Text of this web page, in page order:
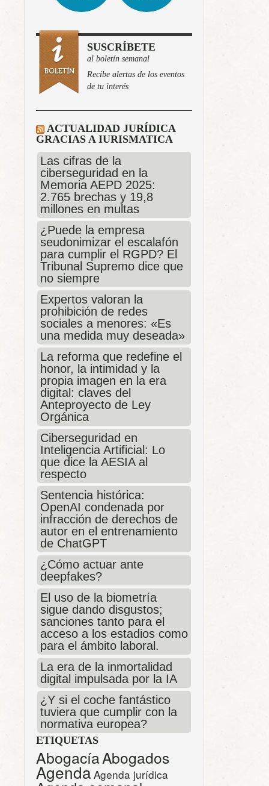
SUSCRÍBETE
al boletín semanal
Recibe alertas de los eventos
de tu interés
ACTUALIDAD JURÍDICA
GRACIAS A IURISMATICA
Las cifras de la
ciberseguridad en la
Memoria AEPD 2025:
2.765 brechas y 19,8
millones en multas
¿Puede la empresa
seudonimizar el escalafón
para cumplir el RGPD? El
Tribunal Supremo dice que
no siempre
Expertos valoran la
prohibición de redes
sociales a menores: «Es
una medida muy deseada»
La reforma que redefine el
honor, la intimidad y la
propia imagen en la era
digital: claves del
Anteproyecto de Ley
Orgánica
Ciberseguridad en
Inteligencia Artificial: Lo
que dice la AESIA al
respecto
Sentencia histórica:
OpenAI condenada por
infracción de derechos de
autor en el entrenamiento
de ChatGPT
¿Cómo actuar ante
deepfakes?
El uso de la biometría
sigue dando disgustos;
sanciones tanto para el
acceso a los estadios como
para el ámbito laboral.
La era de la inmortalidad
digital impulsada por la IA
¿Y si el coche fantástico
tuviera que cumplir con la
normativa europea?
ETIQUETAS
AbogacíaAbogados
Agenda Agenda jurídica